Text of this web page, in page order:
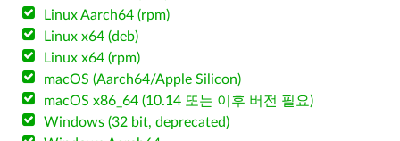
Linux Aarch64 (rpm)
Linux x64 (deb)
Linux x64 (rpm)
macOS (Aarch64/Apple Silicon)
macOS x86_64 (10.14 또는 이후 버전 필요)
Windows (32 bit, deprecated)